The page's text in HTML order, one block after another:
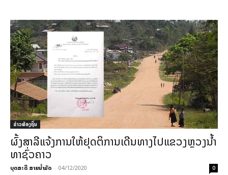
ຂ່າວທ້ອງຖິ່ນ
ຜົ້ງສາລີແຈ້ງການໃຫ້ຢຸດຕິການເດີນທາງໄປແຂວງຫຼວງນ້ຳ
ທາຊົ່ວຄາວ
ບຸດສະດີ ສາຍນ້ຳມັດ - 04/12/2020 0